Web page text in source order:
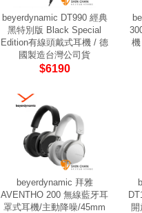
beyerdynamic DT990 經典
黑特別版 Black Special
Edition有線頭戴式耳機 / 德
國製造台灣公司貨
$6190
beyerdynamic 拜雅
AVENTHO 200 無線藍牙耳
罩式耳機/主動降噪/45mm